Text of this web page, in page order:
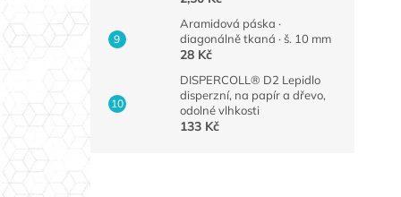
Aramidová páska ·
diagonálně tkaná · š. 10 mm
28 Kč
DISPERCOLL® D2 Lepidlo
disperzní, na papír a dřevo,
odolné vlhkosti
133 Kč